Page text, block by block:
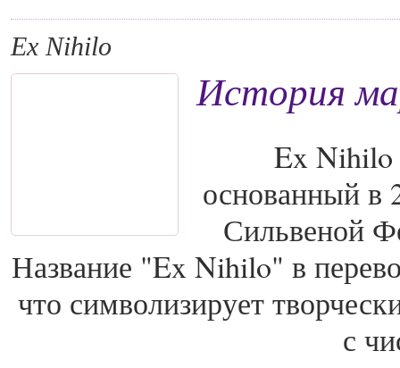
Ex Nihilo
История
Ex
основанный в
Сильвеной
Название "Ex Nihilo" в
что символизирует
с